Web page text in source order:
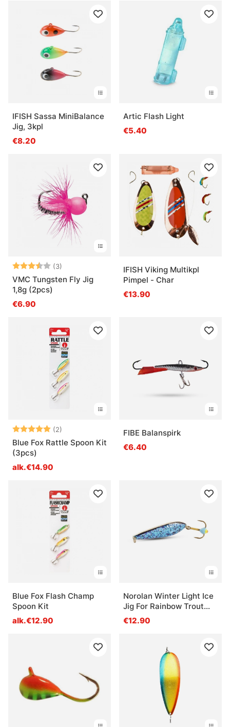
IFISH Sassa MiniBalance
Jig, 3kpl
€8.20
Artic Flash Light
€5.40
Arvio: (3)
3.7 5:sta tähdestä
VMC Tungsten Fly Jig
1,8g (2pcs)
€6.90
IFISH Viking Multikpl
Pimpel - Char
€13.90
Arvio: (2)
5.0 5:sta tähdestä
Blue Fox Rattle Spoon Kit
(3pcs)
alk.€14.90
FIBE Balanspirk
€6.40
Blue Fox Flash Champ
Spoon Kit
alk.€12.90
Norolan Winter Light Ice
Jig For Rainbow Trout
And Zander
€12.90